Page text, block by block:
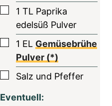
▢
1 TL Paprika
edelsüß Pulver
▢
1 EL Gemüsebrühe
Pulver (*)
▢
Salz und Pfeffer
Eventuell: